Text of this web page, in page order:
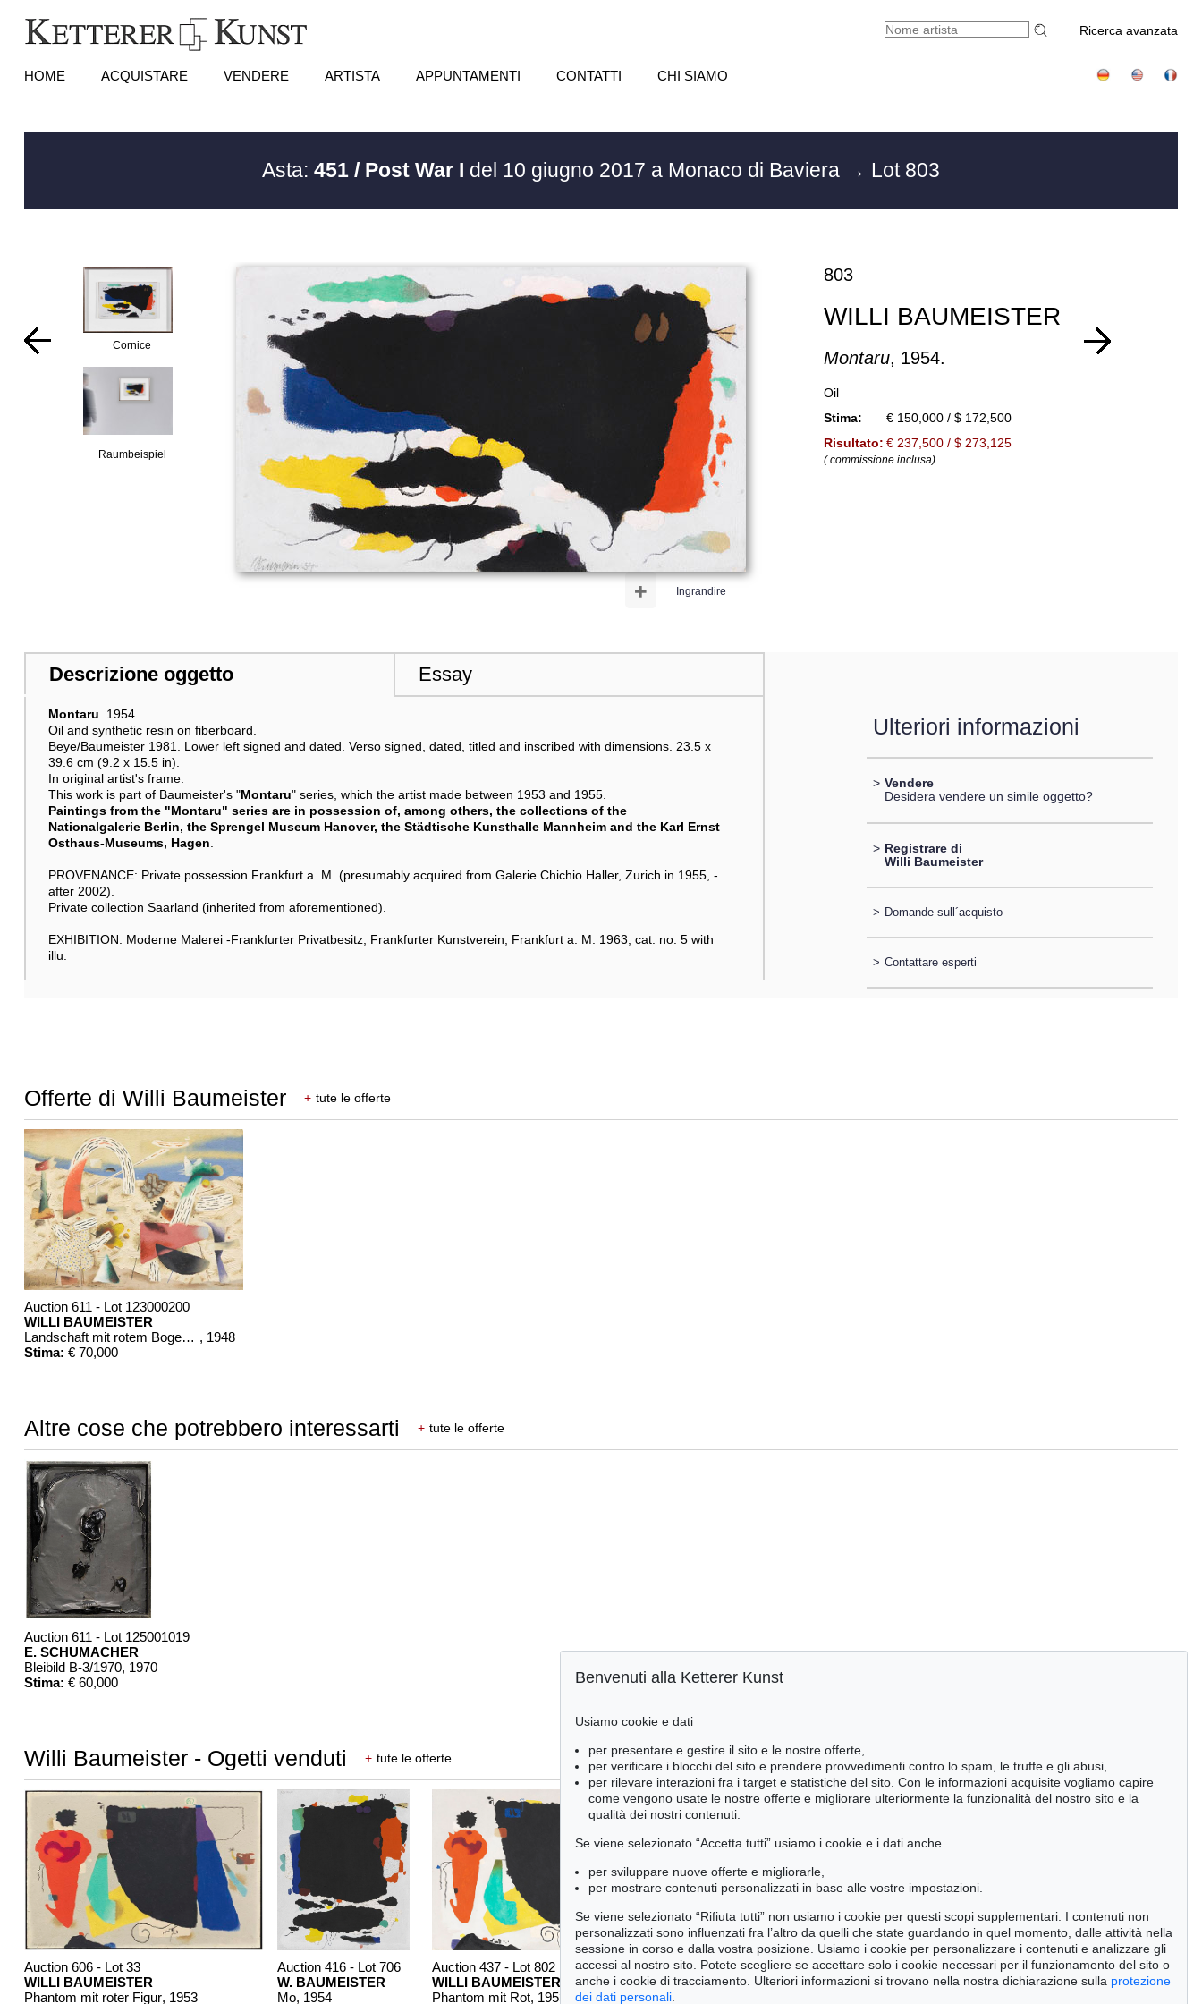
Ricerca avanzata
HOME ACQUISTARE VENDERE ARTISTA APPUNTAMENTI CONTATTI CHI SIAMO
Asta: 451 / Post War I del 10 giugno 2017 a Monaco di Baviera → Lot 803
Cornice
Raumbeispiel
Ingrandire
+
803
WILLI BAUMEISTER
Montaru, 1954.
Oil
Stima:
€ 150,000 / $ 172,500
Risultato: € 237,500 / $ 273,125
( commissione inclusa)
Descrizione oggetto Essay
Montaru . 1954.
Oil and synthetic resin on fiberboard.
Beye/Baumeister 1981. Lower left signed and dated. Verso signed, dated, titled and inscribed with dimensions. 23.5 x
39.6 cm (9.2 x 15.5 in).
In original artist's frame.
This work is part of Baumeister's "Montaru" series, which the artist made between 1953 and 1955.
Paintings from the "Montaru" series are in possession of, among others, the collections of the
Nationalgalerie Berlin, the Sprengel Museum Hanover, the Städtische Kunsthalle Mannheim and the Karl Ernst
Osthaus-Museums, Hagen
PROVENANCE: Private possession Frankfurt a. M. (presumably acquired from Galerie Chichio Haller, Zurich in 1955, -
after 2002).
Private collection Saarland (inherited from aforementioned).
EXHIBITION: Moderne Malerei -Frankfurter Privatbesitz, Frankfurter Kunstverein, Frankfurt a. M. 1963, cat. no. 5 with
illu.
Ulteriori informazioni
> Vendere
Desidera vendere un simile oggetto?
> Registrare di
Willi Baumeister
> Domande sull´acquisto
> Contattare esperti
Offerte di Willi Baumeister + tute le offerte
Auction 611 - Lot 123000200
WILLI BAUMEISTER
Landschaft mit rotem Bogen (Sommerfest) , 1948
Stima: € 70,000
Altre cose che potrebbero interessarti + tute le offerte
Auction 611 - Lot 125001019
E. SCHUMACHER
Bleibild B-3/1970, 1970
Stima: € 60,000
Willi Baumeister - Ogetti venduti + tute le offerte
Auction 606 - Lot 33
WILLI BAUMEISTER
Phantom mit roter Figur, 1953
Auction 416 - Lot 706
W. BAUMEISTER
Mo, 1954
Auction 437 - Lot 802
WILLI BAUMEISTER
Phantom mit Rot, 1953
Auction 433 - Lot 904
W. BAUMEISTER
Auction 525 - Lot 220
WILLI BAUMEISTER
Benvenuti alla Ketterer Kunst
Usiamo cookie e dati
per presentare e gestire il sito e le nostre offerte,
per verificare i blocchi del sito e prendere provvedimenti contro lo spam, le truffe e gli abusi,
per rilevare interazioni fra i target e statistiche del sito. Con le informazioni acquisite vogliamo capire
come vengono usate le nostre offerte e migliorare ulteriormente la funzionalità del nostro sito e la
qualità dei nostri contenuti.
Se viene selezionato “Accetta tutti” usiamo i cookie e i dati anche
per sviluppare nuove offerte e migliorarle,
per mostrare contenuti personalizzati in base alle vostre impostazioni.
Se viene selezionato “Rifiuta tutti” non usiamo i cookie per questi scopi supplementari. I contenuti non
personalizzati sono influenzati fra l’altro da quelli che state guardando in quel momento, dalle attività nella
sessione in corso e dalla vostra posizione. Usiamo i cookie per personalizzare i contenuti e analizzare gli
accessi al nostro sito. Potete scegliere se accettare solo i cookie necessari per il funzionamento del sito o
anche i cookie di tracciamento. Ulteriori informazioni si trovano nella nostra dichiarazione sulla protezione
dei dati personali